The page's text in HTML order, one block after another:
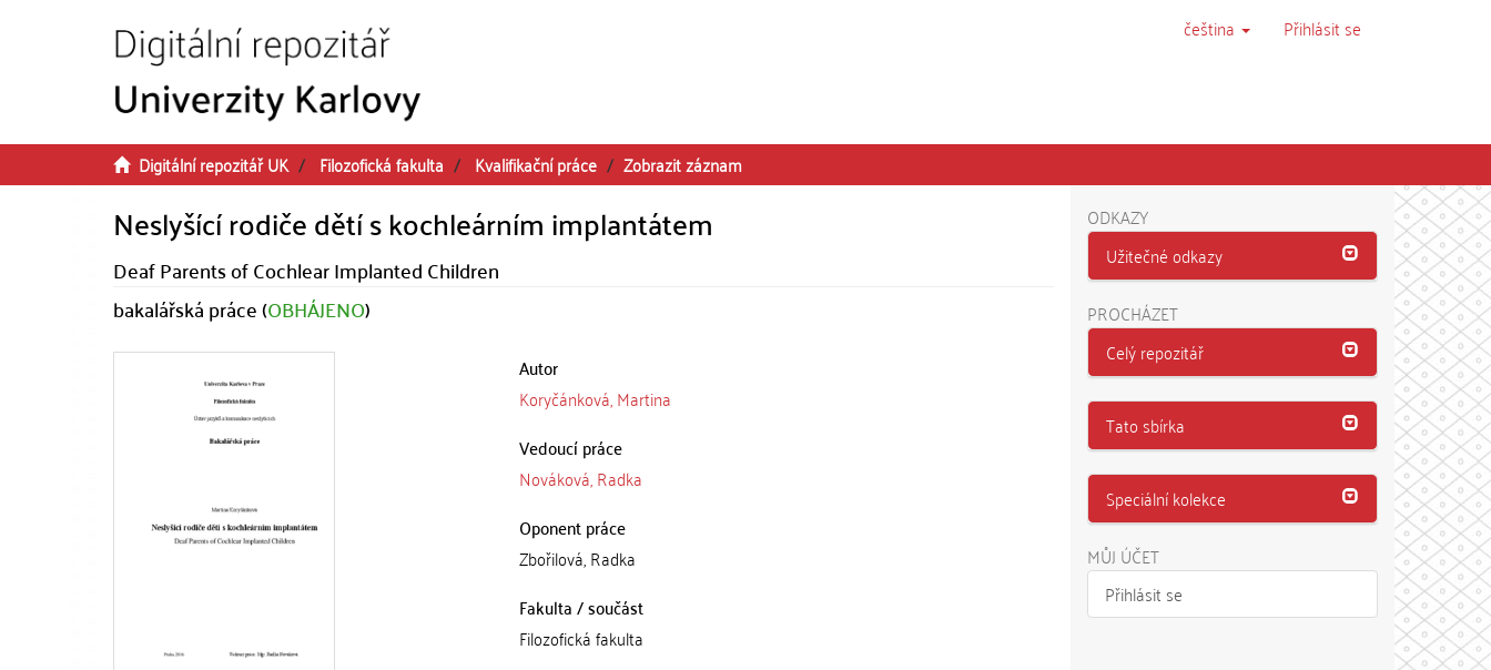
čeština Přihlásit se
Digitální repozitář UK Filozofická fakulta Kvalifikační práce Zobrazit záznam
Neslyšící rodiče dětí s kochleárním implantátem
Deaf Parents of Cochlear Implanted Children
bakalářská práce (OBHÁJENO)
Autor
Koryčánková, Martina
Vedoucí práce
Nováková, Radka
Oponent práce
Zbořilová, Radka
Fakulta / součást
Filozofická fakulta
ODKAZY
Užitečné odkazy
PROCHÁZET
Celý repozitář
Tato sbírka
Speciální kolekce
MŮJ ÚČET
Přihlásit se